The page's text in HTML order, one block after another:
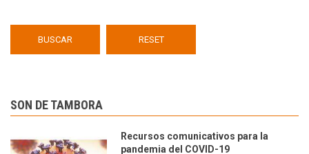
SON DE TAMBORA
Recursos comunicativos para la
pandemia del COVID-19